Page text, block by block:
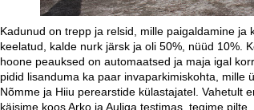
Kadunud on trepp ja relsid, mille paigaldamine ja
keelatud, kalde nurk järsk ja oli 50%, nüüd 10%.
hoone peauksed on automaatsed ja maja igal
pidid lisanduma ka paar invaparkimiskohta, mille
Nõmme ja Hiiu perearstide külastajatel. Vahetult
käisime koos Arko ja Auliga testimas, tegime